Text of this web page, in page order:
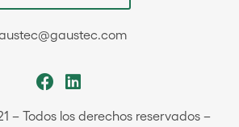
– Todos los derechos reservados –